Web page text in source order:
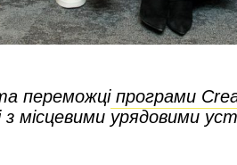
переможціпрограми
з місцевими урядовими